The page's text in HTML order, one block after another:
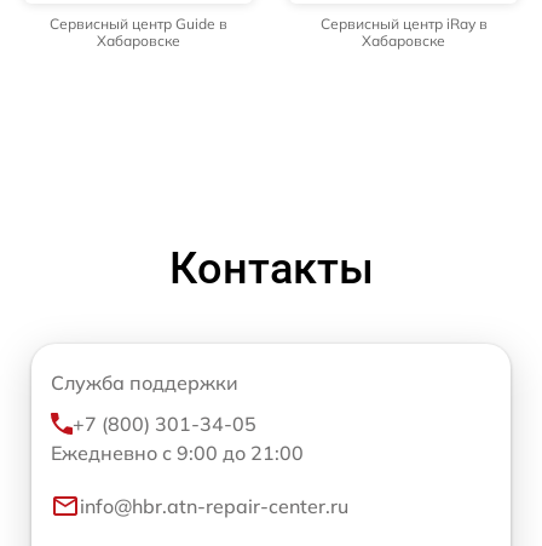
Сервисный центр Guide в
Хабаровске
Сервисный центр iRay в
Хабаровске
Контакты
Служба поддержки
+7 (800) 301-34-05
Ежедневно с 9:00 до 21:00
info@hbr.atn-repair-center.ru